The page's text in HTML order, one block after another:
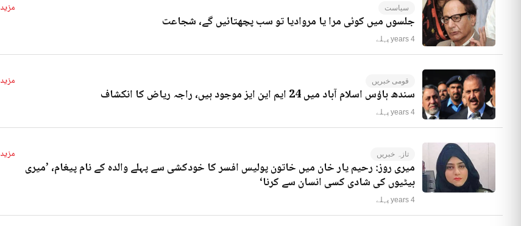
سیاست مزید
جلسوں میں کوئی مرا یا مروادیا تو سب پچھتائیں گے، شجاعت
4 years پہلے
قومی خبریں مزید
سندھ ہاؤس اسلام آباد میں 24 ایم این ایز موجود ہیں، راجہ ریاض کا انکشاف
4 years پہلے
تازہ خبریں مزید
میری روز: رحیم یار خان میں خاتون پولیس افسر کا خودکشی سے پہلے والدہ کے نام پیغام، ’میری
بیٹیوں کی شادی کسی انسان سے کرنا‘
4 years پہلے